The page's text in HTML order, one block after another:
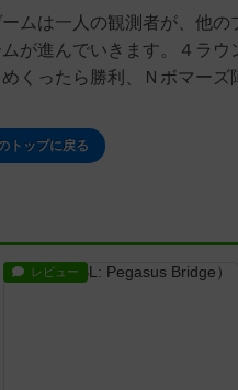
ムは一人の観測者が、他
が進んでいきます。４ラウ
くったら勝利、Ｎボマーズ
トップに戻る
レビュー